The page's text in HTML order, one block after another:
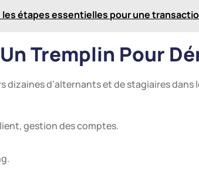
étapes essentielles pour une
Tremplin Pour
d’alternants et de stagiaires dans
gestion des comptes.